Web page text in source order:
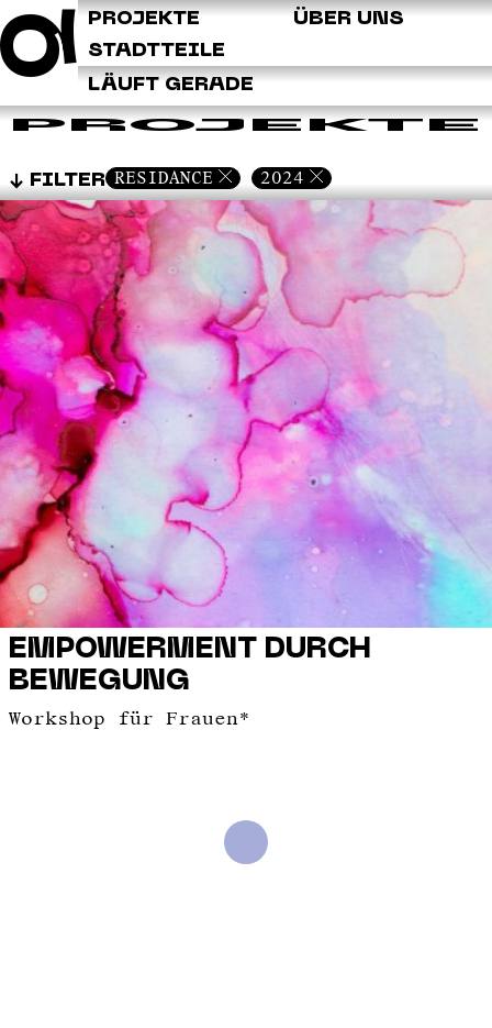
ÜBER UNS
PROJEKTE
STADTTEILE
LÄUFT GERADE
PROJEKTE
FILTER RESIDANCE 2024
EMPOWERMENT DURCH
BEWEGUNG
Workshop für Frauen*